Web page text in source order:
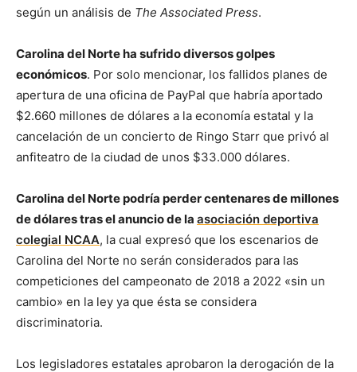
según un análisis de The Associated Press.
Carolina del Norte ha sufrido diversos golpes
económicos. Por solo mencionar, los fallidos planes de
apertura de una oficina de PayPal que habría aportado
$2.660 millones de dólares a la economía estatal y la
cancelación de un concierto de Ringo Starr que privó al
anfiteatro de la ciudad de unos $33.000 dólares.
Carolina del Norte podría perder centenares de millones
de dólares tras el anuncio de la asociación deportiva
colegial NCAA, la cual expresó que los escenarios de
Carolina del Norte no serán considerados para las
competiciones del campeonato de 2018 a 2022 «sin un
cambio» en la ley ya que ésta se considera
discriminatoria.
Los legisladores estatales aprobaron la derogación de la